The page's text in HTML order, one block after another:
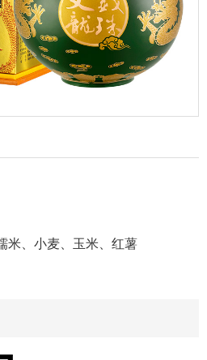
米、小麦、玉米、红薯